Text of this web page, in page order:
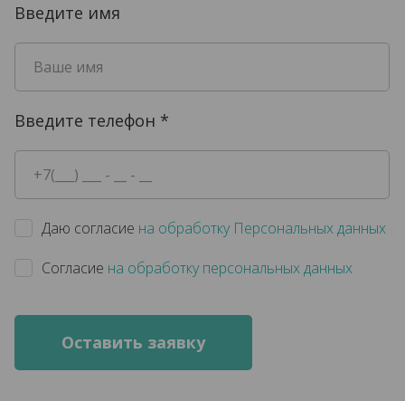
Введите имя
Введите телефон *
Даю согласие на обработку Персональных данных
Согласие на обработку персональных данных